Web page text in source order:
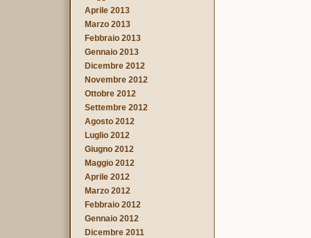
Aprile 2013
Marzo 2013
Febbraio 2013
Gennaio 2013
Dicembre 2012
Novembre 2012
Ottobre 2012
Settembre 2012
Agosto 2012
Luglio 2012
Giugno 2012
Maggio 2012
Aprile 2012
Marzo 2012
Febbraio 2012
Gennaio 2012
Dicembre 2011